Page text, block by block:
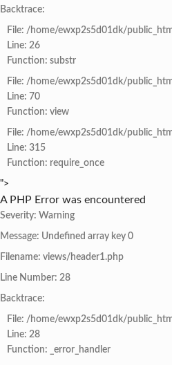
Backtrace:
File: /home/ewxp2s5d01dk/
Line: 26
Function: substr
File: /home/ewxp2s5d01dk/
Line: 70
Function: view
File: /home/ewxp2s5d01dk/
Line: 315
Function: require_once
">
A PHP Error was encountered
Severity: Warning
Message: Undefined array key 0
Filename: views/header1.php
Line Number: 28
Backtrace:
File: /home/ewxp2s5d01dk/
Line: 28
Function: _error_handler